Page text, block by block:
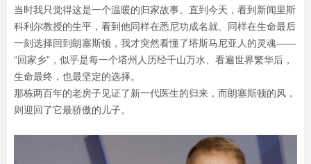
当时我只觉得这是一个温暖的归家故事。直到今天，看到新闻里斯
科利尔教授的生平，看到他同样在悉尼功成名就、同样在生命最后
一刻选择回到朗塞斯顿，我才突然看懂了塔斯马尼亚人的灵魂——
“回家乡”，似乎是每一个塔州人历经千山万水、看遍世界繁华后，
生命最终，也最坚定的选择。
那栋两百年的老房子见证了新一代医生的归来，而朗塞斯顿的风，
则迎回了它最骄傲的儿子。